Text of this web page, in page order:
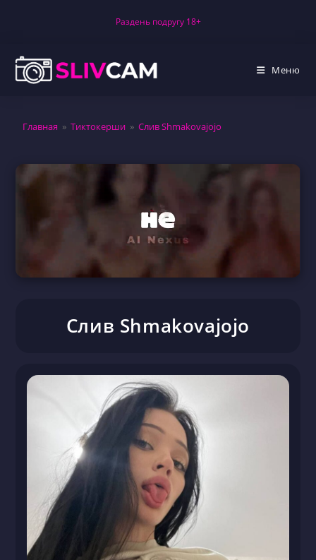
Раздень подругу 18+
Меню
Главная » Тиктокерши » Слив Shmakovajojo
Слив Shmakovajojo